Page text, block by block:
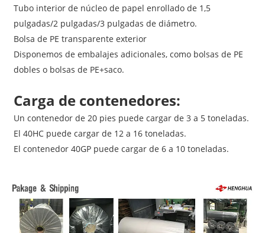
Tubo interior de núcleo de papel enrollado de 1,5
pulgadas/2 pulgadas/3 pulgadas de diámetro.
Bolsa de PE transparente exterior
Disponemos de embalajes adicionales, como bolsas de PE
dobles o bolsas de PE+saco.
Carga de contenedores:
Un contenedor de 20 pies puede cargar de 3 a 5 toneladas.
El 40HC puede cargar de 12 a 16 toneladas.
El contenedor 40GP puede cargar de 6 a 10 toneladas.